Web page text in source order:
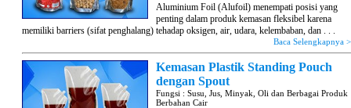
Aluminium Foil (Alufoil) menempati posisi yang
penting dalam produk kemasan fleksibel karena
memiliki barriers (sifat penghalang) tehadap oksigen, air, udara, kelembaban, dan . . .
Baca Selengkapnya
Kemasan Plastik Standing Pouch
dengan Spout
Fungsi : Susu, Jus, Minyak, Oli dan Berbagai Produk
Berbahan Cair